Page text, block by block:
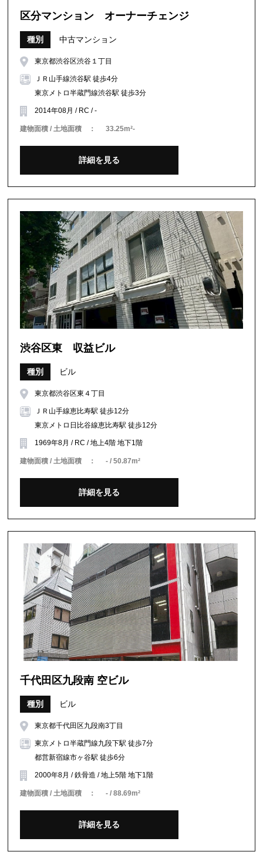
区分マンション オーナーチェンジ
種別 中古マンション
東京都渋谷区渋谷１丁目
ＪＲ山手線渋谷駅 徒歩4分
東京メトロ半蔵門線渋谷駅 徒歩3分
2014年08月 / RC / -
建物面積 / 土地面積 ： 33.25m²-
詳細を見る
渋谷区東 収益ビル
種別 ビル
東京都渋谷区東４丁目
ＪＲ山手線恵比寿駅 徒歩12分
東京メトロ日比谷線恵比寿駅 徒歩12分
1969年8月 / RC / 地上4階 地下1階
建物面積 / 土地面積 ： - / 50.87m²
詳細を見る
千代田区九段南 空ビル
種別 ビル
東京都千代田区九段南3丁目
東京メトロ半蔵門線九段下駅 徒歩7分
都営新宿線市ヶ谷駅 徒歩6分
2000年8月 / 鉄骨造 / 地上5階 地下1階
建物面積 / 土地面積 ： - / 88.69m²
詳細を見る